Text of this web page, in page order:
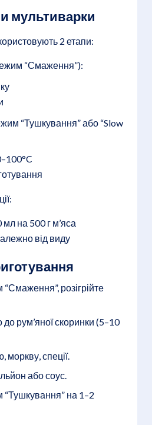
мультиварки
2 етапи:
“Смаження”):
“Тушкування” або “Slow
на 500 г м’яса
від виду
“Смаження”, розігрійте
рум’яної скоринки (5–10
моркву, спеції.
або соус.
“Тушкування” на 1–2